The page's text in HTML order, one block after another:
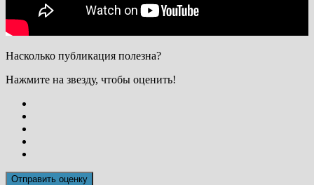
Насколько публикация полезна?
Нажмите на звезду, чтобы оценить!
Отправить оценку